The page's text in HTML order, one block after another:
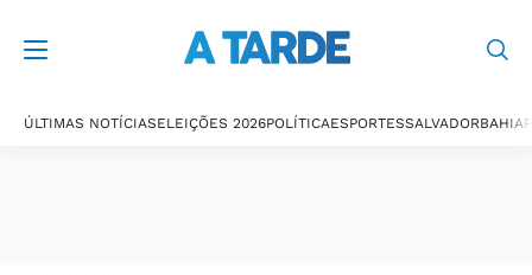
ÚLTIMAS NOTÍCIASELEIÇÕES 2026POLÍTICAESPORTESSALVADORBAHIA